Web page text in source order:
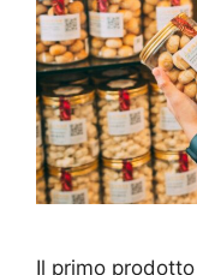
Il primo